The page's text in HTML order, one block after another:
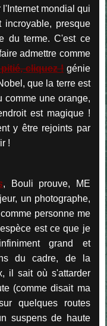
mondial qui
incroyable, presque
du terme. C'est ce
admettre comme
cliquez !génie
que la terre est
comme une orange,
est magique !
y être rejoints par
!
, Bouli prouve, ME
un photographe,
personne me
est ce que je
grand et
du cadre, de la
il sait où s'attarder
(comme disait ma
quelques routes
suspens de haute